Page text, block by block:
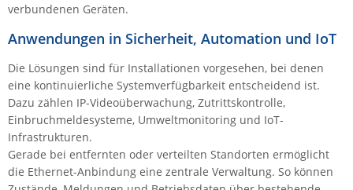
verbundenen Geräten.
Anwendungen in Sicherheit, Automation und IoT
Die Lösungen sind für Installationen vorgesehen, bei denen
eine kontinuierliche Systemverfügbarkeit entscheidend ist.
Dazu zählen IP-Videoüberwachung, Zutrittskontrolle,
Einbruchmeldesysteme, Umweltmonitoring und IoT-
Infrastrukturen.
Gerade bei entfernten oder verteilten Standorten ermöglicht
die Ethernet-Anbindung eine zentrale Verwaltung. So können